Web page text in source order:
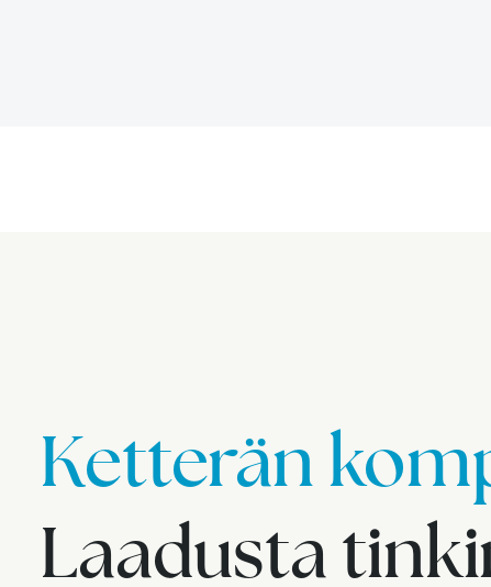
Ketterän
Laadusta